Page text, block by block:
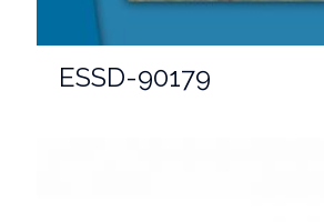
ESSD-90179